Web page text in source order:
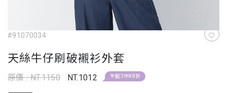
#91070034
天絲牛仔刷破襯衫外套
原價 : NT.1150 NT.1012 全館3件88折